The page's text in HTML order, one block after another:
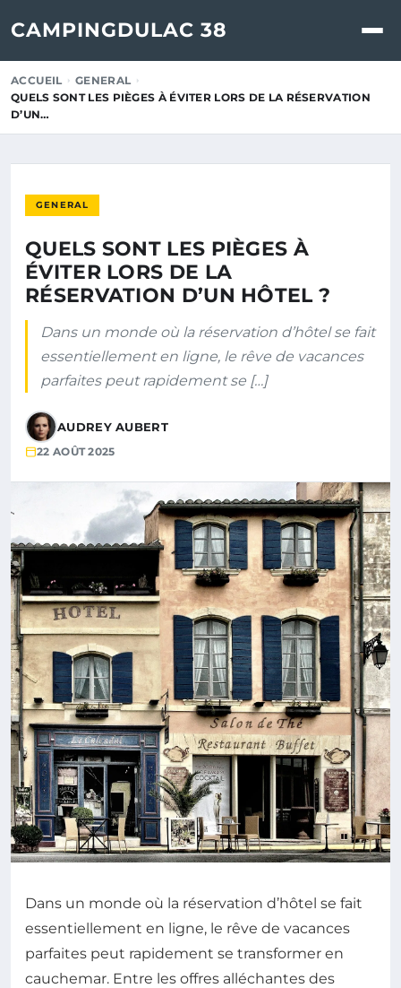
CAMPINGDULAC 38
ACCUEIL
GENERAL
QUELS SONT LES PIÈGES À ÉVITER LORS DE LA RÉSERVATION
D’UN…
GENERAL
QUELS SONT LES PIÈGES À
ÉVITER LORS DE LA
RÉSERVATION D’UN HÔTEL ?
Dans un monde où la réservation d’hôtel se fait
essentiellement en ligne, le rêve de vacances
parfaites peut rapidement se […]
AUDREY AUBERT
22 AOÛT 2025
Dans un monde où la réservation d’hôtel se fait
essentiellement en ligne, le rêve de vacances
parfaites peut rapidement se transformer en
cauchemar. Entre les offres alléchantes des